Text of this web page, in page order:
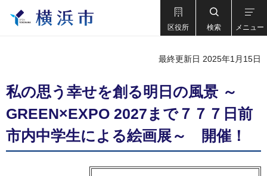
区役所 検索 メニュー
最終更新日 2025年1月15日
私の思う幸せを創る明日の風景 ～
GREEN×EXPO 2027まで７７７日前
市内中学生による絵画展～ 開催！